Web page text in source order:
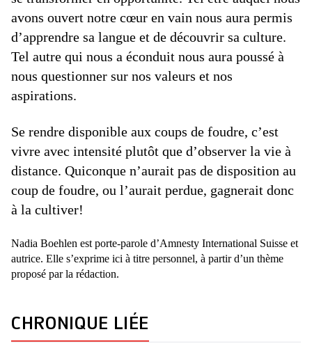
avons ouvert notre cœur en vain nous aura permis
d’apprendre sa langue et de découvrir sa culture.
Tel autre qui nous a éconduit nous aura poussé à
nous questionner sur nos valeurs et nos
aspirations.
Se rendre disponible aux coups de foudre, c’est
vivre avec intensité plutôt que d’observer la vie à
distance. Quiconque n’aurait pas de disposition au
coup de foudre, ou l’aurait perdue, gagnerait donc
à la cultiver!
Nadia Boehlen est porte-parole d’Amnesty International Suisse et
autrice. Elle s’exprime ici à titre personnel, à partir d’un thème
proposé par la rédaction.
CHRONIQUE LIÉE